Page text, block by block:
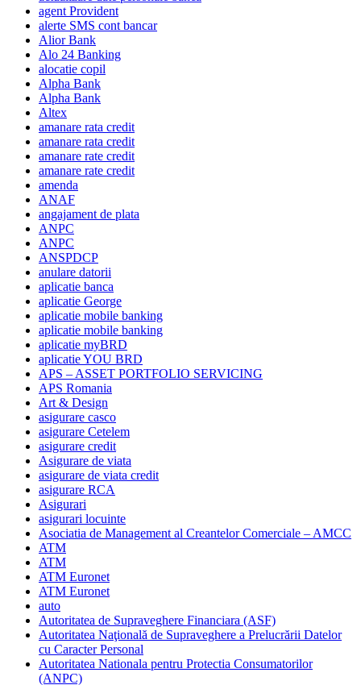
agent Provident
alerte SMS cont bancar
Alior Bank
Alo 24 Banking
alocatie copil
Alpha Bank
Alpha Bank
Altex
amanare rata credit
amanare rata credit
amanare rate credit
amanare rate credit
amenda
ANAF
angajament de plata
ANPC
ANPC
ANSPDCP
anulare datorii
aplicatie banca
aplicatie George
aplicatie mobile banking
aplicatie mobile banking
aplicatie myBRD
aplicatie YOU BRD
APS – ASSET PORTFOLIO SERVICING
APS Romania
Art & Design
asigurare casco
asigurare Cetelem
asigurare credit
Asigurare de viata
asigurare de viata credit
asigurare RCA
Asigurari
asigurari locuinte
Asociatia de Management al Creantelor Comerciale – AMCC
ATM
ATM
ATM Euronet
ATM Euronet
auto
Autoritatea de Supraveghere Financiara (ASF)
Autoritatea Naţională de Supraveghere a Prelucrării Datelor
cu Caracter Personal
Autoritatea Nationala pentru Protectia Consumatorilor
(ANPC)